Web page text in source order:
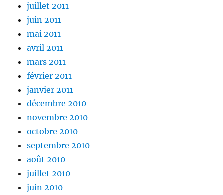
juillet 2011
juin 2011
mai 2011
avril 2011
mars 2011
février 2011
janvier 2011
décembre 2010
novembre 2010
octobre 2010
septembre 2010
août 2010
juillet 2010
juin 2010